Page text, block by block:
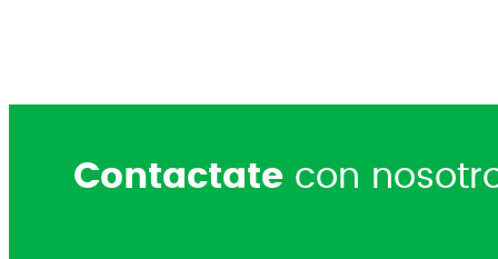
Contactate con